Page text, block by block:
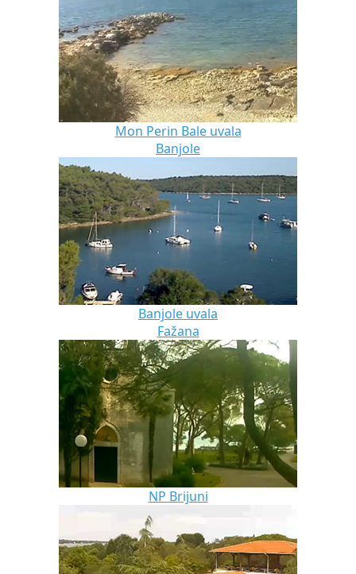
Mon Perin Bale uvala
Banjole
Banjole uvala
Fažana
NP Brijuni